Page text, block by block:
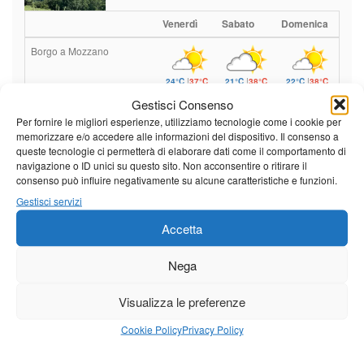
Gestisci Consenso
Per fornire le migliori esperienze, utilizziamo tecnologie come i cookie per
memorizzare e/o accedere alle informazioni del dispositivo. Il consenso a
queste tecnologie ci permetterà di elaborare dati come il comportamento di
navigazione o ID unici su questo sito. Non acconsentire o ritirare il
consenso può influire negativamente su alcune caratteristiche e funzioni.
Gestisci servizi
Accetta
Nega
Visualizza le preferenze
Cookie PolicyPrivacy Policy
Venerdì Sabato Domenica
Borgo a Mozzano
24°C|37°C 21°C|38°C 22°C |38°C
24°C|34°C 21°C|35°C 22°C|35°C
Castelnuovo Garfagnana